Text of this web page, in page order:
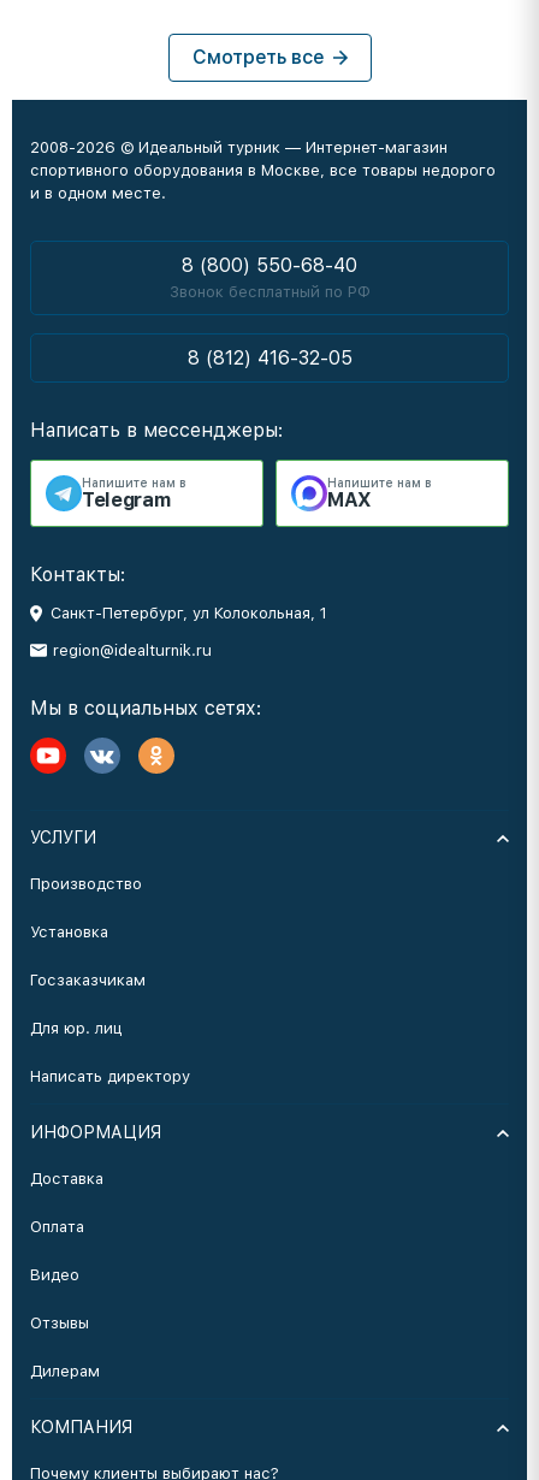
Смотреть все
2008-2026 © Идеальный турник — Интернет-магазин
спортивного оборудования в Москве, все товары недорого
и в одном месте.
8 (800) 550-68-40
Звонок бесплатный по РФ
8 (812) 416-32-05
Написать в мессенджеры:
Напишите нам в
Telegram
Напишите нам в
MAX
Контакты:
Санкт-Петербург, ул Колокольная, 1
region@idealturnik.ru
Мы в социальных сетях:
УСЛУГИ
Производство
Установка
Госзаказчикам
Для юр. лиц
Написать директору
ИНФОРМАЦИЯ
Доставка
Оплата
Видео
Отзывы
Дилерам
КОМПАНИЯ
Почему клиенты выбирают нас?